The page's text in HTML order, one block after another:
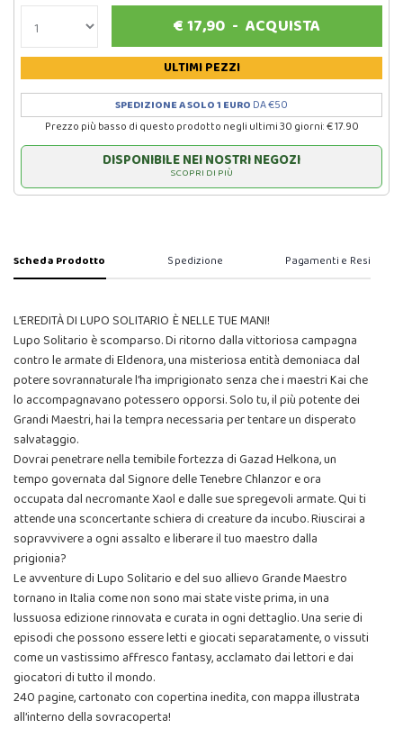
€17,90 -ACQUISTA
ULTIMI PEZZI
SPEDIZIONE A SOLO 1 EURO DA €50
Prezzo più basso di questo prodotto negli ultimi 30 giorni: € 17.90
DISPONIBILE NEI NOSTRI NEGOZI
SCOPRI DI PIÙ
Scheda Prodotto Spedizione Pagamenti e Resi
L’EREDITÀ DI LUPO SOLITARIO È NELLE TUE MANI!
Lupo Solitario è scomparso. Di ritorno dalla vittoriosa campagna
contro le armate di Eldenora, una misteriosa entità demoniaca dal
potere sovrannaturale l’ha imprigionato senza che i maestri Kai che
lo accompagnavano potessero opporsi. Solo tu, il più potente dei
Grandi Maestri, hai la tempra necessaria per tentare un disperato
salvataggio.
Dovrai penetrare nella temibile fortezza di Gazad Helkona, un
tempo governata dal Signore delle Tenebre Chlanzor e ora
occupata dal necromante Xaol e dalle sue spregevoli armate. Qui ti
attende una sconcertante schiera di creature da incubo. Riuscirai a
sopravvivere a ogni assalto e liberare il tuo maestro dalla
prigionia?
Le avventure di Lupo Solitario e del suo allievo Grande Maestro
tornano in Italia come non sono mai state viste prima, in una
lussuosa edizione rinnovata e curata in ogni dettaglio. Una serie di
episodi che possono essere letti e giocati separatamente, o vissuti
come un vastissimo affresco fantasy, acclamato dai lettori e dai
giocatori di tutto il mondo.
240 pagine, cartonato con copertina inedita, con mappa illustrata
all’interno della sovracoperta!